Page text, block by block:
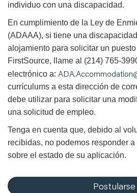
individuo con una discapacidad.
En cumplimiento de la Ley de
(ADAAA), si tiene una
alojamiento para solicitar un
FirstSource, llame al (214) 765-
electrónico a:
currículums a esta dirección de
debe utilizar para solicitar una
una solicitud de empleo.
Tenga en cuenta que, debido al
recibidas, no podemos responder
sobre el estado de su aplicación.
Postularse